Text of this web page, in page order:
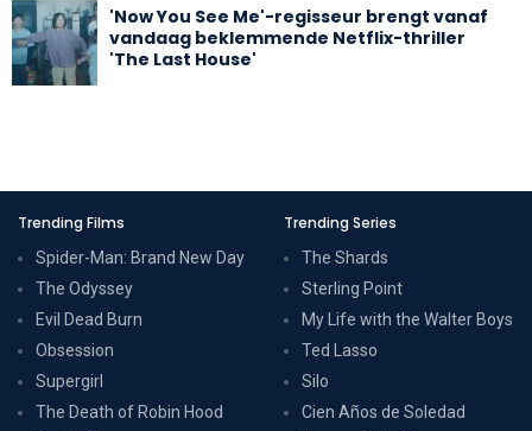
'Now You See Me'-regisseur brengt vanaf
vandaag beklemmende Netflix-thriller
'The Last House'
Trending Films
Spider-Man: Brand New Day
The Odyssey
Evil Dead Burn
Obsession
Supergirl
The Death of Robin Hood
Trending Series
The Shards
Sterling Point
My Life with the Walter Boys
Ted Lasso
Silo
Cien Años de Soledad